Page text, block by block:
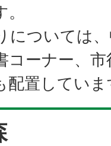
については
コーナー、
配置してい